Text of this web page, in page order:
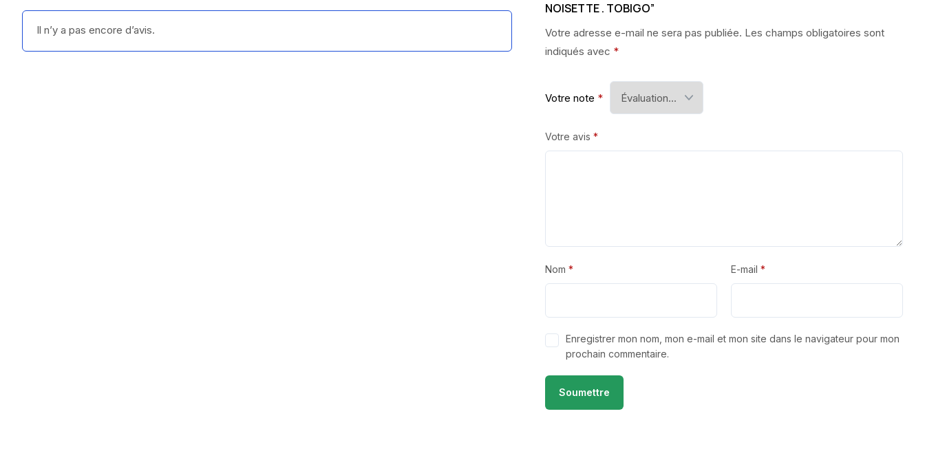
Il n’y a pas encore d’avis.
NOISETTE . TOBIGO”
Votre adresse e-mail ne sera pas publiée. Les champs obligatoires sont
indiqués avec *
Votre note *
Votre avis *
Nom * E-mail *
Enregistrer mon nom, mon e-mail et mon site dans le navigateur pour mon
prochain commentaire.